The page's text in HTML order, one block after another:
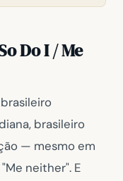
Do I / Me
brasileiro
— mesmo em
"Me neither". E